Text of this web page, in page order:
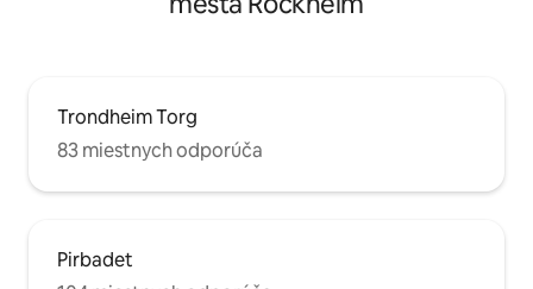
Trondheim Torg
83 miestnych odporúča
Pirbadet